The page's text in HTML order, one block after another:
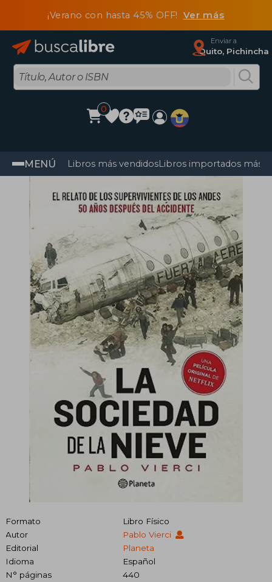
¡Verano con hasta 45% OFF! Ver más
Enviar a
Quito, Pichincha
0
MENÚ Libros más vendidosLibros importados más
Formato
Libro Físico
Autor
Pablo Vierci
Editorial
Planeta
Idioma
Español
N° páginas
440